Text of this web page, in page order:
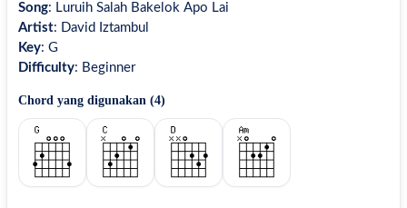
Song: Luruih Salah Bakelok Apo Lai
Artist: David Iztambul
Key: G
Difficulty: Beginner
Chord yang digunakan (4)